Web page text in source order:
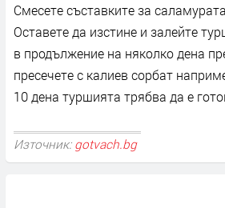
Смесете съставките за
Оставете да изстине и залейте
в продължение на няколко дена
пресечете с калиев сорбат
10 дена туршията трябва да е
Източник: gotvach.bg